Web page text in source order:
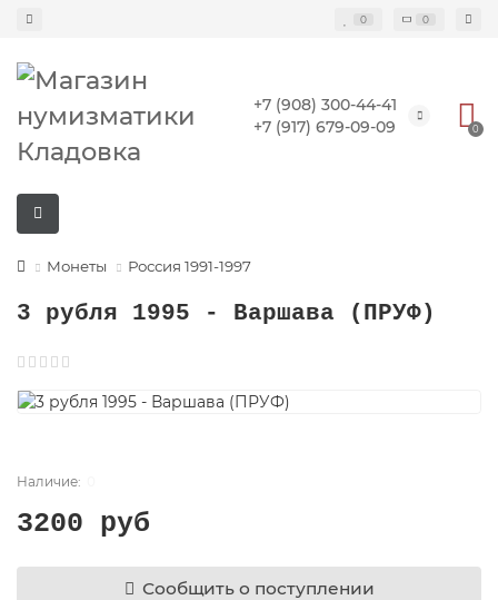
0 0
+7 (908) 300-44-41
+7 (917) 679-09-09
0
Монеты Россия 1991-1997
3 рубля 1995 - Варшава (ПРУФ)
3200 руб
Сообщить о поступлении